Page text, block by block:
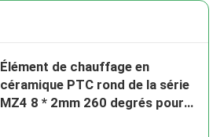
Élément de chauffage en
céramique PTC rond de la série
MZ4 8 * 2mm 260 degrés pour